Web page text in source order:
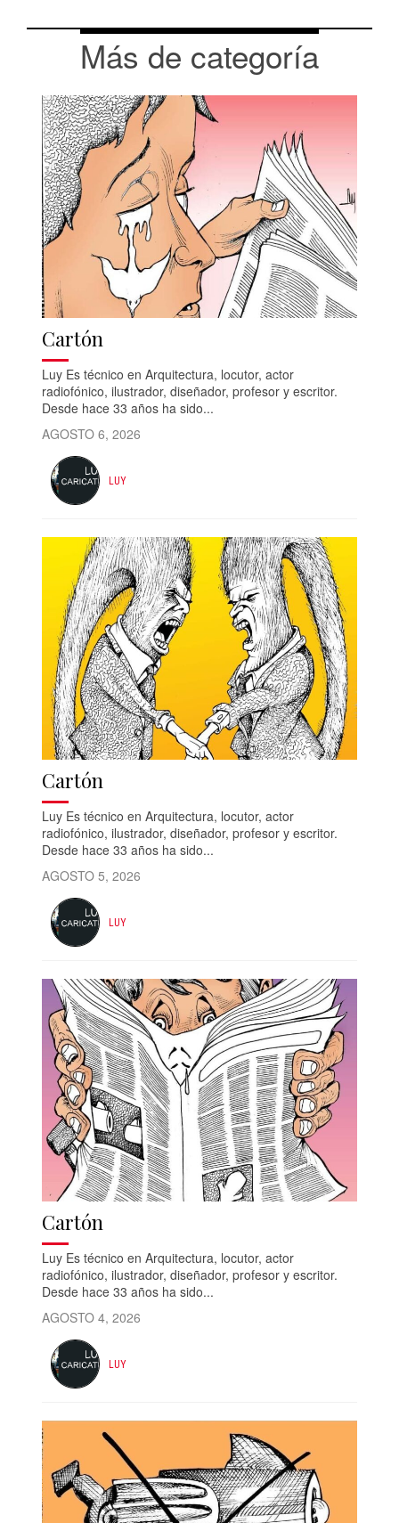
Más de categoría
Cartón
Luy Es técnico en Arquitectura, locutor, actor
radiofónico, ilustrador, diseñador, profesor y escritor.
Desde hace 33 años ha sido...
AGOSTO 6, 2026
LUY
Cartón
Luy Es técnico en Arquitectura, locutor, actor
radiofónico, ilustrador, diseñador, profesor y escritor.
Desde hace 33 años ha sido...
AGOSTO 5, 2026
LUY
Cartón
Luy Es técnico en Arquitectura, locutor, actor
radiofónico, ilustrador, diseñador, profesor y escritor.
Desde hace 33 años ha sido...
AGOSTO 4, 2026
LUY